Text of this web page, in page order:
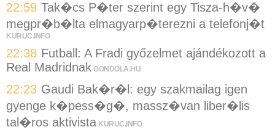
22:59 Tak�cs P�ter szerint egy Tisza-h�v�
megpr�b�lta elmagyarp�terezni a telefonj�t
KURUC.INFO
22:38 Futball: A Fradi győzelmet ajándékozott a
Real Madridnak GONDOLA.HU
22:23 Gaudi Bak�r�l: egy szakmailag igen
gyenge k�pess�g�, massz�van liber�lis
tal�ros aktivista KURUC.INFO